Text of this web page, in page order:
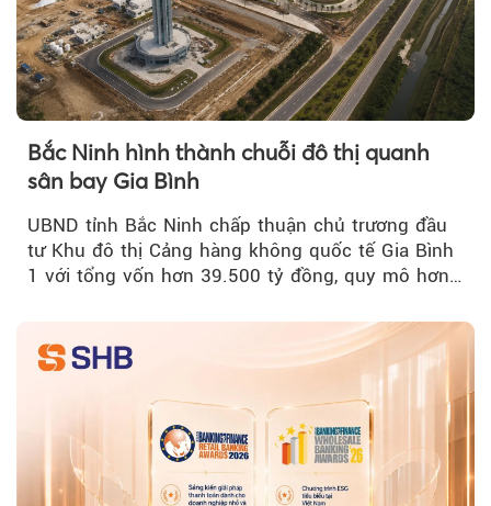
Bắc Ninh hình thành chuỗi đô thị quanh
sân bay Gia Bình
UBND tỉnh Bắc Ninh chấp thuận chủ trương đầu
tư Khu đô thị Cảng hàng không quốc tế Gia Bình
1 với tổng vốn hơn 39.500 tỷ đồng, quy mô hơn